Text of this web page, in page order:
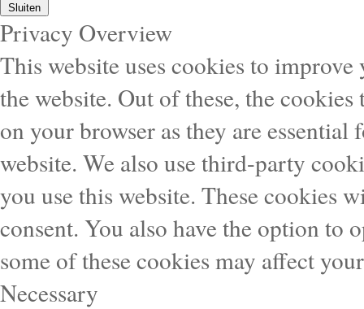
Sluiten
Privacy Overview
This website uses cookies to
the website. Out of these, the cookies
on your browser as they are
website. We also use third-party
you use this website. These cookies
consent. You also have the option
some of these cookies may affect
Necessary